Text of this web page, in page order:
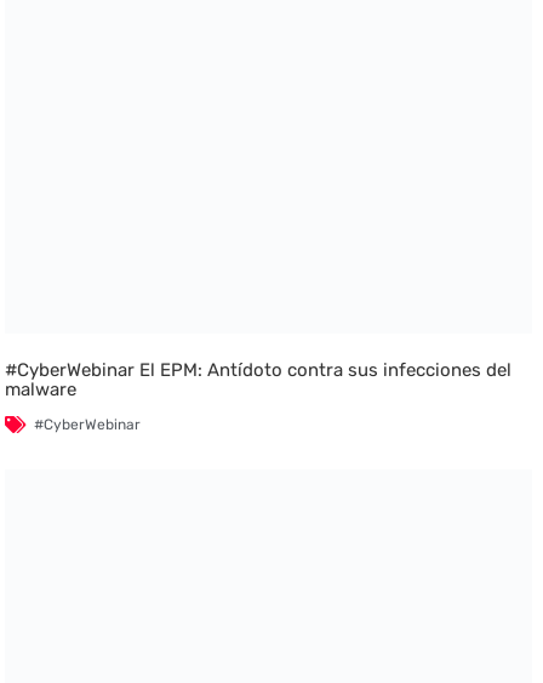
#CyberWebinar El EPM: Antídoto contra sus infecciones del
malware
#CyberWebinar